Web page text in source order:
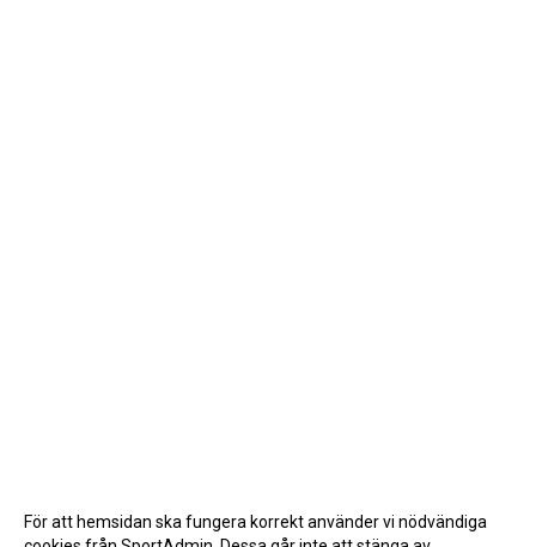
För att hemsidan ska fungera korrekt använder vi nödvändiga